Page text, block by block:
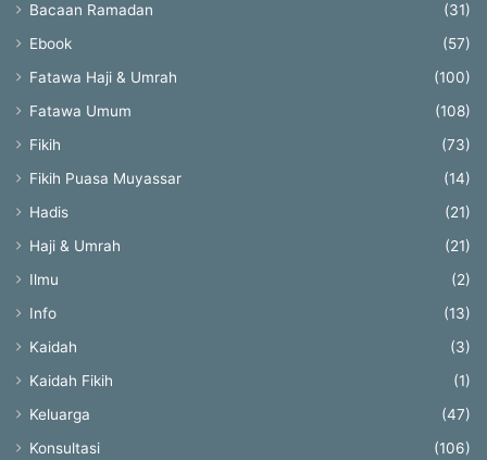
Bacaan Ramadan
(31)
Ebook
(57)
Fatawa Haji & Umrah
(100)
Fatawa Umum
(108)
Fikih
(73)
Fikih Puasa Muyassar
(14)
Hadis
(21)
Haji & Umrah
(21)
Ilmu
(2)
Info
(13)
Kaidah
(3)
Kaidah Fikih
(1)
Keluarga
(47)
Konsultasi
(106)